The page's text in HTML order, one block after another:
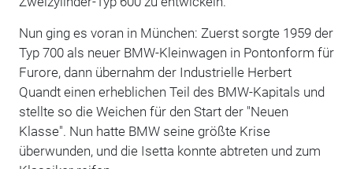
Nun ging es voran in München: Zuerst sorgte 1959 der
Typ 700 als neuer BMW-Kleinwagen in Pontonform für
Furore, dann übernahm der Industrielle Herbert
Quandt einen erheblichen Teil des BMW-Kapitals und
stellte so die Weichen für den Start der "Neuen
Klasse". Nun hatte BMW seine größte Krise
überwunden, und die Isetta konnte abtreten und zum